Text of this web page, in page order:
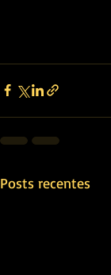
Posts recentes